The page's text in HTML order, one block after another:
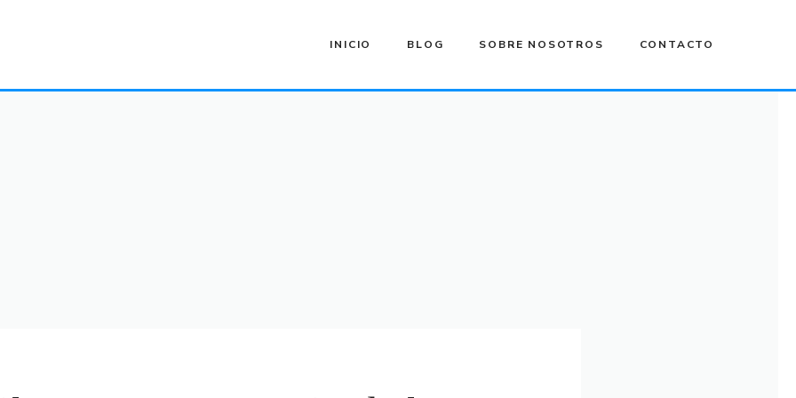
INICIO BLOG SOBRE NOSOTROS CONTACTO